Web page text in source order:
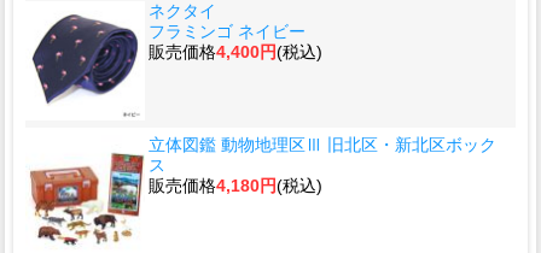
ネクタイ
フラミンゴ ネイビー
販売価格4,400円(税込)
立体図鑑 動物地理区Ⅲ 旧北区・新北区ボック
ス
販売価格4,180円(税込)